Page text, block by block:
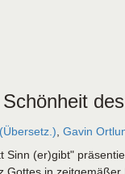
Gavin
Sinn (er)gibt"